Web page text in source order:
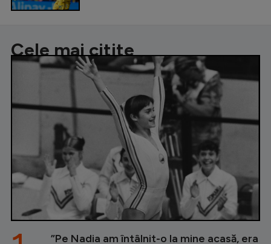
Cele mai citite
”Pe Nadia am întâlnit-o la mine acasă, era